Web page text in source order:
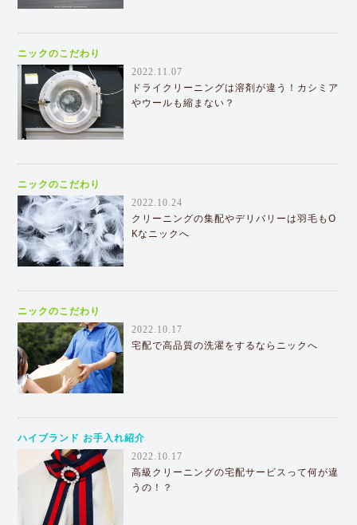
ニックのこだわり
2022.11.07
ドライクリーニングは溶剤が違う！カシミア
やウールも縮まない？
ニックのこだわり
2022.10.24
クリーニングの集配やデリバリーは羽毛もO
Kなニックへ
ニックのこだわり
2022.10.17
宅配で高品質の洗濯をするならニックへ
ハイブランド お手入れ紹介
2022.10.17
高級クリーニングの宅配サービスって何が違
うの！？